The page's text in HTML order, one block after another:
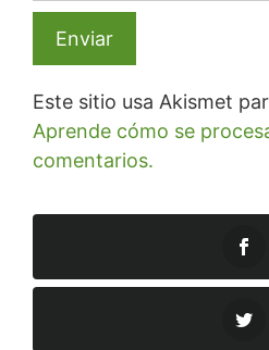
Este sitio usa Akismet
Aprende cómo se
comentarios.